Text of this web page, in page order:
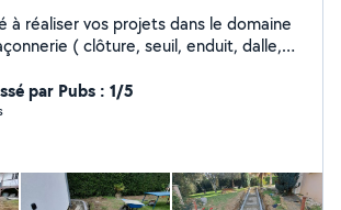
à réaliser vos projets dans le domaine
( clôture, seuil, enduit, dalle,
de mini pelle je passe par de la
renseignements n'hésitez pas à me
au plaisir je l'espère !
par Pubs : 1/5